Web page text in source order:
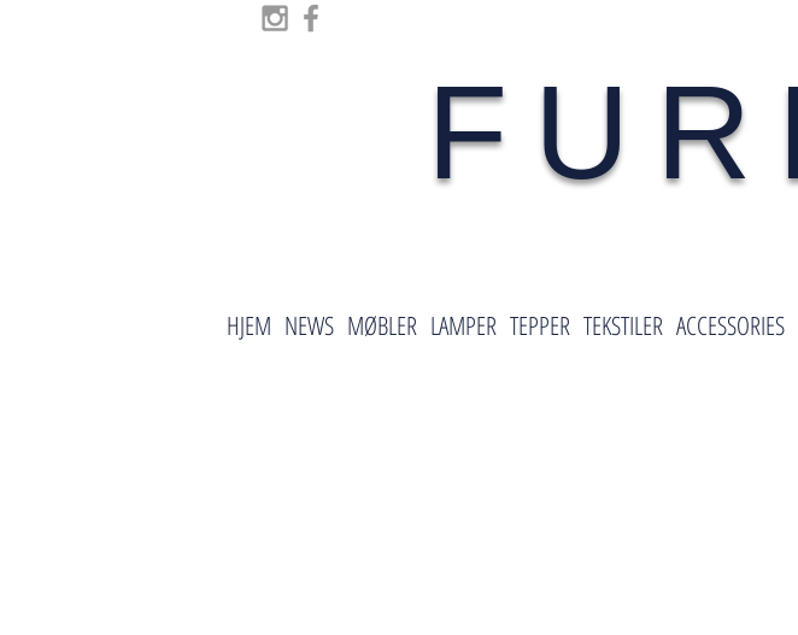
HJEM NEWS MØBLER LAMPER TEPPER TEKSTILER ACCESSORIES